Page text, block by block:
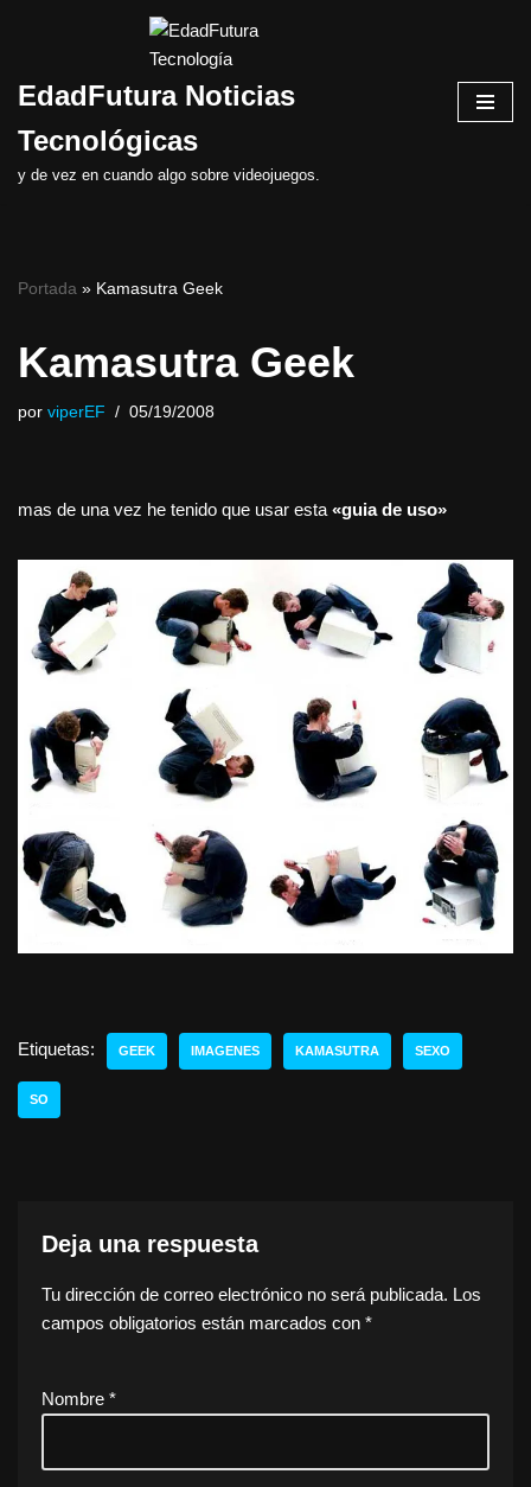
al
EdadFutura Noticias
Tecnológicas
y de vez en cuando algo sobre videojuegos.
Portada » Kamasutra Geek
Kamasutra Geek
por viperEF 05/19/2008
mas de una vez he tenido que usar esta «guia de uso»
Etiquetas: GEEK IMAGENES KAMASUTRA SEXO
SO
Deja una respuesta
Tu dirección de correo electrónico no será publicada. Los
campos obligatorios están marcados con *
Nombre *